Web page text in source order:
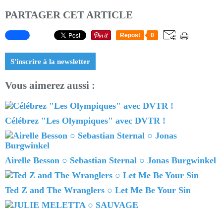
PARTAGER CET ARTICLE
Repost 0
S'inscrire à la newsletter
Vous aimerez aussi :
Célébrez "Les Olympiques" avec DVTR !
Airelle Besson ○ Sebastian Sternal ○ Jonas Burgwinkel
Ted Z and The Wranglers ○ Let Me Be Your Sin